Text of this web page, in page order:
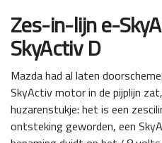
Zes-in-lijn e-
SkyActiv D
Mazda had al laten
SkyActiv motor in de pijplijn
huzarenstukje: het is een
ontsteking geworden, een